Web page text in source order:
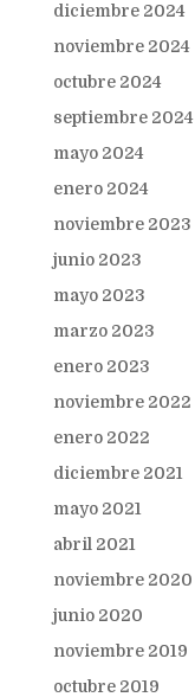
diciembre 2024
noviembre 2024
octubre 2024
septiembre 2024
mayo 2024
enero 2024
noviembre 2023
junio 2023
mayo 2023
marzo 2023
enero 2023
noviembre 2022
enero 2022
diciembre 2021
mayo 2021
abril 2021
noviembre 2020
junio 2020
noviembre 2019
octubre 2019